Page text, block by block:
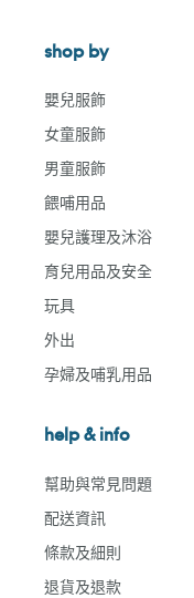
shop by
嬰兒服飾
女童服飾
男童服飾
餵哺用品
嬰兒護理及沐浴
育兒用品及安全
玩具
外出
孕婦及哺乳用品
help & info
幫助與常見問題
配送資訊
條款及細則
退貨及退款